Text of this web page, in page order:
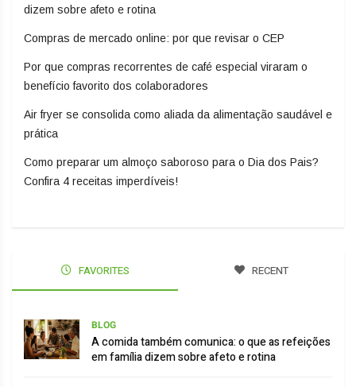
dizem sobre afeto e rotina
Compras de mercado online: por que revisar o CEP
Por que compras recorrentes de café especial viraram o
benefício favorito dos colaboradores
Air fryer se consolida como aliada da alimentação saudável e
prática
Como preparar um almoço saboroso para o Dia dos Pais?
Confira 4 receitas imperdíveis!
FAVORITES RECENT
BLOG
A comida também comunica: o que as refeições
em família dizem sobre afeto e rotina